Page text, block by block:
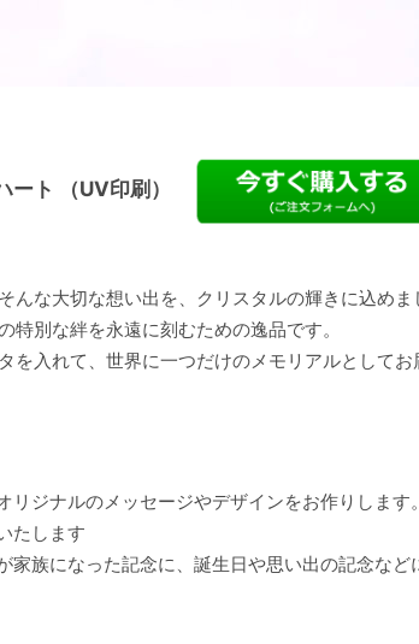
ート （UV印刷）
んな大切な想い出を、クリスタルの輝きに込めま
別な絆を永遠に刻むための逸品です。
入れて、世界に一つだけのメモリアルとしてお
リジナルのメッセージやデザインをお作りします
たします
家族になった記念に、誕生日や思い出の記念など